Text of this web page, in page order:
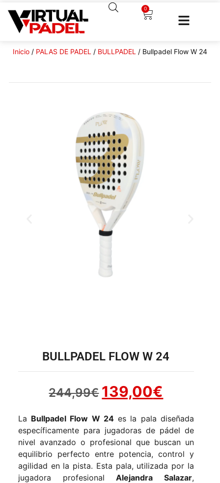
0
Inicio / PALAS DE PADEL / BULLPADEL / Bullpadel Flow W 24
BULLPADEL FLOW W 24
244,99€ 139,00€
La Bullpadel Flow W 24es la pala diseñada
específicamente para jugadoras de pádel de
nivel avanzado o profesional que buscan un
equilibrio perfecto entre potencia, control y
agilidad en la pista. Esta pala, utilizada por la
jugadora profesionalAlejandra Salazar,